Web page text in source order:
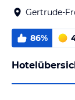
Gertrude-
86%